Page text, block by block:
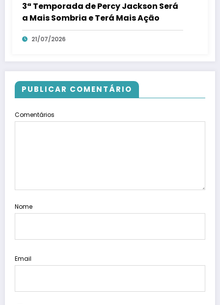
3ª Temporada de Percy Jackson Será
a Mais Sombria e Terá Mais Ação
21/07/2026
PUBLICAR COMENTÁRIO
Comentários
Nome
Email